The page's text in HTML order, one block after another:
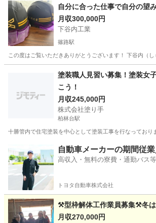
自分に合った仕事で自分の望
月収300,000円
下谷内工業
篠路駅
この度はご覧いただきありがとうございます！ 下谷内（
篠路駅 土木
塗装職人見習い募集！塗装女
こう！
月収245,000円
株式会社塗り手
柏林台駅
十勝管内で住宅塗装を中心として塗装工事を行なってお
柏林台駅 その他 業務
自動車メーカーの期間従
高収入・無料の寮費・通勤バス
トヨタ自動車株式会社
⚒️型枠解体工作業員募集⚒️冬
月収270,000円